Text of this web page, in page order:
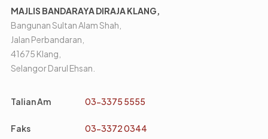
MAJLIS BANDARAYA DIRAJA KLANG,
Bangunan Sultan Alam Shah,
Jalan Perbandaran,
41675 Klang,
Selangor Darul Ehsan.
Talian Am 03-3375 5555
Faks 03-3372 0344